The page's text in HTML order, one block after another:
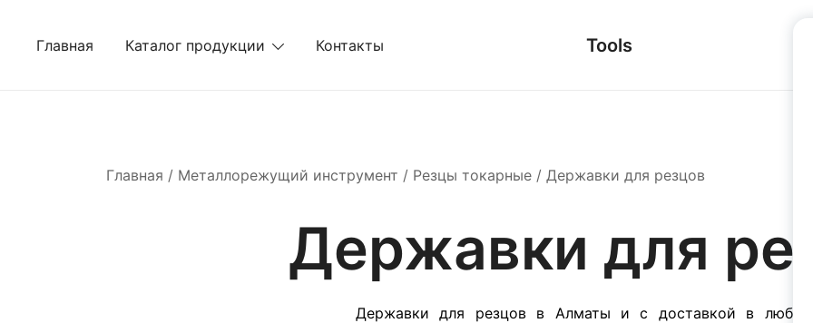
Главная Каталог продукции Контакты Tools
Главная / Металлорежущий инструмент / Резцы токарные / Державки для резцов
Державки для
Державки для резцов в Алматы и с доставкой в любой